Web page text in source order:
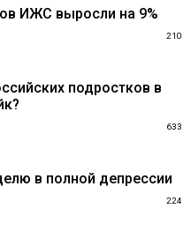
ИЖС выросли на 9%
210
подростков в
633
в полной депрессии
224